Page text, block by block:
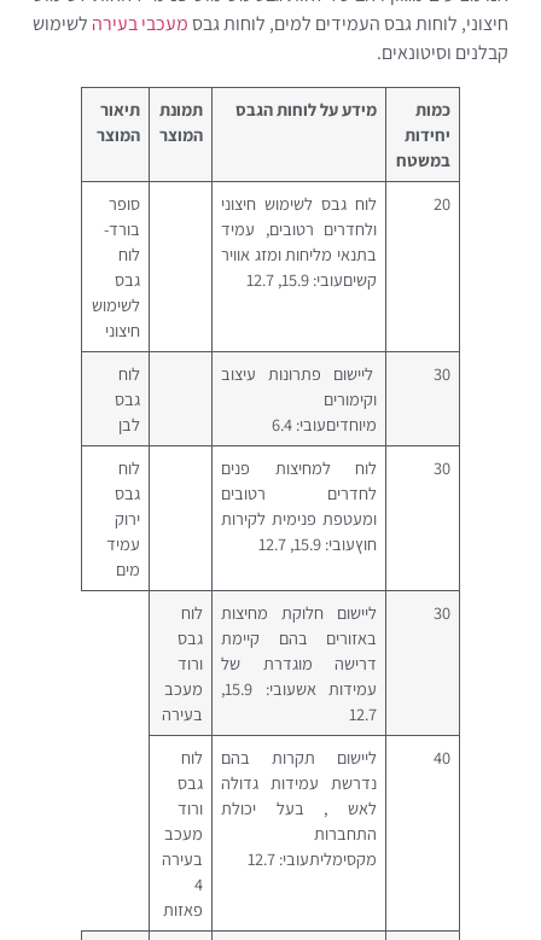
חיצוני, לוחות גבס העמידים למים, לוחות גבסמעכבי בעירה לשימוש
קבלנים וסיטונאים.
כמות
יחידות
במשטח
מידע על לוחות הגבס
תמונת
המוצר
תיאור
המוצר
20
לוח גבס לשימוש חיצוני
ולחדרים רטובים, עמיד
בתנאי מליחות ומזג אוויר
קשיםעובי: 15.9, 12.7
סופר
בורד-
לוח
גבס
לשימוש
חיצוני
30
ליישום פתרונות עיצוב
וקימורים
מיוחדיםעובי: 6.4
לוח
גבס
לבן
30
לוח למחיצות פנים
לחדרים רטובים
ומעטפת פנימית לקירות
חוץעובי: 15.9, 12.7
לוח
גבס
ירוק
עמיד
מים
30
ליישום חלוקת מחיצות
באזורים בהם קיימת
דרישה מוגדרת של
עמידות אשעובי: 15.9,
12.7
לוח
גבס
ורוד
מעכב
בעירה
40
ליישום תקרות בהם
נדרשת עמידות גדולה
לאש , בעל יכולת
התחברות
מקסימליתעובי: 12.7
לוח
גבס
ורוד
מעכב
בעירה
4
פאזות